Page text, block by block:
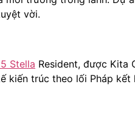
vời.
Stella Resident, được Kita
kiến trúc theo lối Pháp